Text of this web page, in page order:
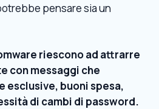
pensare sia un
riescono ad attrarre
con messaggi che
esclusive, buoni spesa,
di cambi di password.